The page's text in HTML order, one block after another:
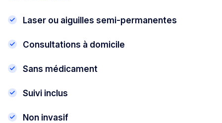
Laser ou aiguilles semi-permanentes
Consultations à domicile
Sans médicament
Suivi inclus
Non invasif